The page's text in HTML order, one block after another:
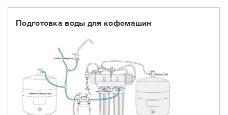
Подготовка воды для кофемашин